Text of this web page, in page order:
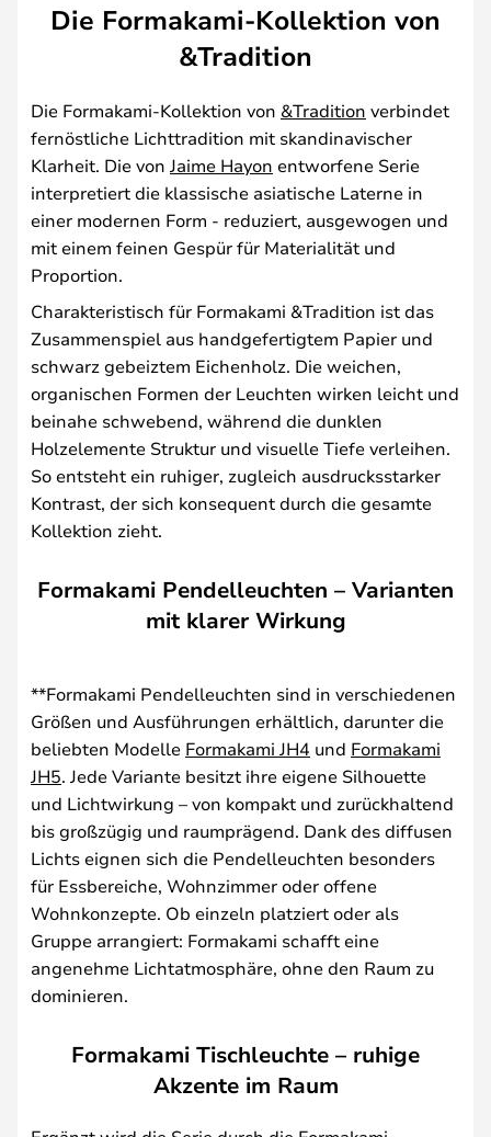
Die Formakami-Kollektion von
&Tradition
Die Formakami-Kollektion von &Tradition verbindet
fernöstliche Lichttradition mit skandinavischer
Klarheit. Die von Jaime Hayon entworfene Serie
interpretiert die klassische asiatische Laterne in
einer modernen Form - reduziert, ausgewogen und
mit einem feinen Gespür für Materialität und
Proportion.
Charakteristisch für Formakami &Tradition ist das
Zusammenspiel aus handgefertigtem Papier und
schwarz gebeiztem Eichenholz. Die weichen,
organischen Formen der Leuchten wirken leicht und
beinahe schwebend, während die dunklen
Holzelemente Struktur und visuelle Tiefe verleihen.
So entsteht ein ruhiger, zugleich ausdrucksstarker
Kontrast, der sich konsequent durch die gesamte
Kollektion zieht.
Formakami Pendelleuchten – Varianten
mit klarer Wirkung
**Formakami Pendelleuchten sind in verschiedenen
Größen und Ausführungen erhältlich, darunter die
beliebten Modelle Formakami JH4 und Formakami
JH5. Jede Variante besitzt ihre eigene Silhouette
und Lichtwirkung – von kompakt und zurückhaltend
bis großzügig und raumprägend. Dank des diffusen
Lichts eignen sich die Pendelleuchten besonders
für Essbereiche, Wohnzimmer oder offene
Wohnkonzepte. Ob einzeln platziert oder als
Gruppe arrangiert: Formakami schafft eine
angenehme Lichtatmosphäre, ohne den Raum zu
dominieren.
Formakami Tischleuchte – ruhige
Akzente im Raum